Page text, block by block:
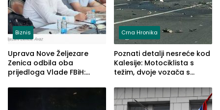
Biznis
Uprava Nove Željezare
Zenica odbila oba
prijedloga Vlade FBiH:
rješenje
Crna Hronika
Poznati detalji nesreće kod
Kalesije: Motociklista s
težim, dvoje vozača s